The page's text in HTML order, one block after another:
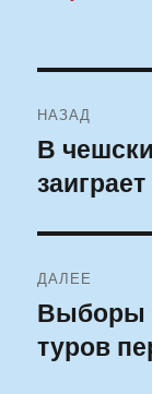
по
записям
НАЗАД
Предыдущая
запись:
В
ДАЛЕЕ
Следующая
запись:
Выборы
туров